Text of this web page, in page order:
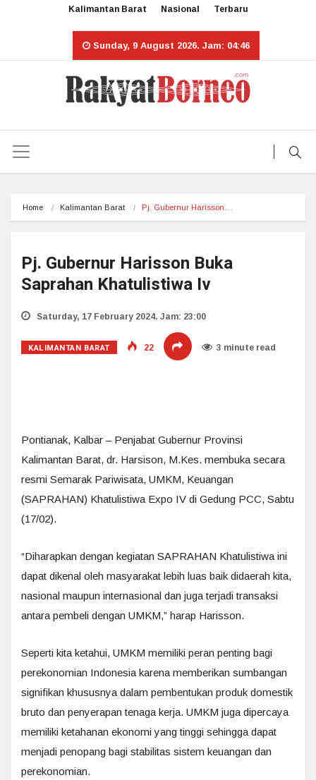
Kalimantan Barat Nasional Terbaru
Sunday, 9 August 2026. Jam: 04:46
Home Kalimantan Barat Pj. Gubernur Harisson…
Pj. Gubernur Harisson Buka
Saprahan Khatulistiwa Iv
Saturday, 17 February 2024. Jam: 23:00
KALIMANTAN BARAT 22 3 minute read
Pontianak, Kalbar – Penjabat Gubernur Provinsi
Kalimantan Barat, dr. Harsison, M.Kes. membuka secara
resmi Semarak Pariwisata, UMKM, Keuangan
(SAPRAHAN) Khatulistiwa Expo IV di Gedung PCC, Sabtu
(17/02).
“Diharapkan dengan kegiatan SAPRAHAN Khatulistiwa ini
dapat dikenal oleh masyarakat lebih luas baik didaerah kita,
nasional maupun internasional dan juga terjadi transaksi
antara pembeli dengan UMKM,” harap Harisson.
Seperti kita ketahui, UMKM memiliki peran penting bagi
perekonomian Indonesia karena memberikan sumbangan
signifikan khususnya dalam pembentukan produk domestik
bruto dan penyerapan tenaga kerja. UMKM juga dipercaya
memiliki ketahanan ekonomi yang tinggi sehingga dapat
menjadi penopang bagi stabilitas sistem keuangan dan
perekonomian.